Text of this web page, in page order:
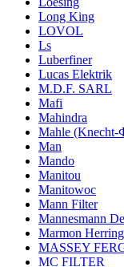
Long King
LOVOL
Ls
Luberfiner
Lucas Elektrik
M.D.F. SARL
Mafi
Mahindra
Mahle (Knecht-
Man
Mando
Manitou
Manitowoc
Mann Filter
Mannesmann
Marmon Herring
MASSEY
MC FILTER